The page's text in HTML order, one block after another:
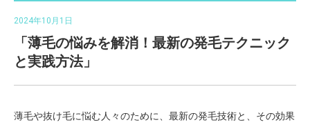
2024年10月1日
「薄毛の悩みを解消！最新の発毛テクニック
と実践方法」
薄毛や抜け毛に悩む人々のために、最新の発毛技術と、その効果